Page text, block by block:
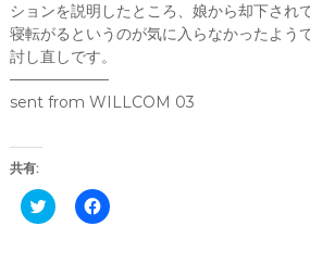
ションを説明したところ、娘から却下され
寝転がるというのが気に入らなかったよう
討し直しです。
——————–
sent from WILLCOM 03
共有:
ク
リ
F
a